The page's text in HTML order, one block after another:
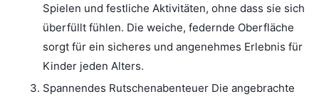
Spielen und festliche Aktivitäten, ohne dass sie sich
überfüllt fühlen. Die weiche, federnde Oberfläche
sorgt für ein sicheres und angenehmes Erlebnis für
Kinder jeden Alters.
Spannendes Rutschenabenteuer Die angebrachte